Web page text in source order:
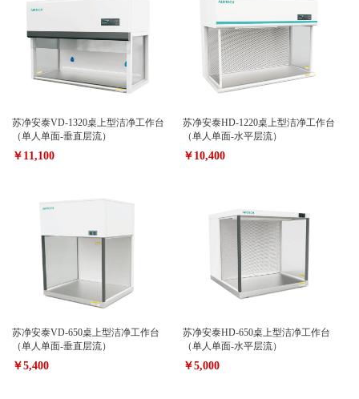
苏净安泰VD-1320桌上型洁净工作台
（单人单面-垂直层流）
￥11,100
苏净安泰HD-1220桌上型洁净工作台
（单人单面-水平层流）
￥10,400
苏净安泰VD-650桌上型洁净工作台
（单人单面-垂直层流）
￥5,400
苏净安泰HD-650桌上型洁净工作台
（单人单面-水平层流）
￥5,000